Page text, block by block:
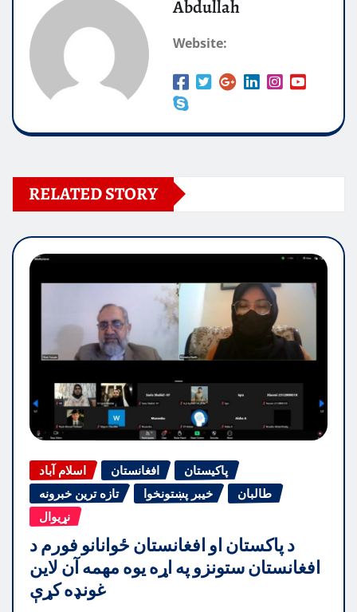
Abdullah
Website:
RELATED STORY
اسلام آباد افغانستان
پاکیستان
تازه ترین خبرونه
خیبر پښتونخوا
طالبان
نړیوال
د پاکستان او افغانستان ځوانانو فورم د
افغانستان ستونزو په اړه یوه مهمه آن لاین
غونډه کړې